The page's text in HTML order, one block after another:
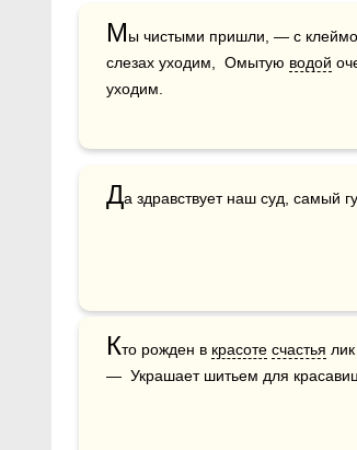
Мы чистыми пришли, — с
слезах уходим,  Омытую водой
уходим.
Да здравствует наш суд, самый
Кто рожден в красоте счастья
—  Украшает шитьем для